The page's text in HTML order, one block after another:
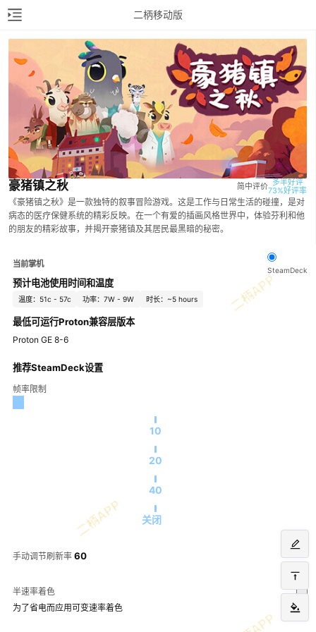
二柄移动版
豪猪镇之秋 简中评价
多半好评
73%好评率
《豪猪镇之秋》是一款独特的叙事冒险游戏。这是工作与日常生活的碰撞，是对
病态的医疗保健系统的精彩反映。在一个有爱的插画风格世界中，体验芬利和他
的朋友的精彩故事，并揭开豪猪镇及其居民最黑暗的秘密。
当前掌机
SteamDeck
预计电池使用时间和温度
温度：51c - 57c 功率：7W - 9W 时长：~5 hours
最低可运行Proton兼容层版本
Proton GE 8-6
推荐SteamDeck设置
帧率限制
10
20
40
关闭
手动调节刷新率 60
半速率着色
为了省电而应用可变速率着色